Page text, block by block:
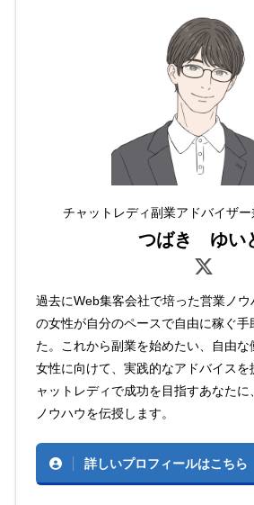
チャットレディ副業アドバイザ
つばき ゆい
過去にWeb集客会社で培った営業ノウ
の女性が自分のペースで自由に稼ぐ手
た。これから副業を始めたい、自由
女性に向けて、実践的なアドバイスを
ャットレディで成功を目指すあなたに
ノウハウを伝授します。
詳しいプロフィールはこちら